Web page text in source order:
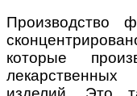
Производство
которые